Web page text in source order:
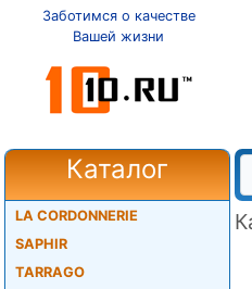
Заботимся о качестве
Вашей жизни
Каталог
LA CORDONNERIE
SAPHIR
TARRAGO